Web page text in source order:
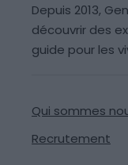
Depuis 2013,
découvrir des
guide pour les
Qui sommes
Recrutement